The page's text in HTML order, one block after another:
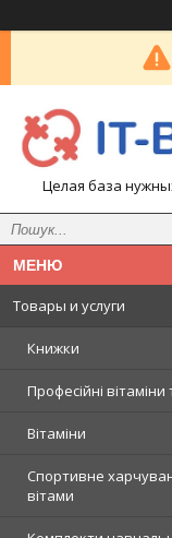
Целая база
Товары и услуги
Книжки
Професійні
Вітаміни
Спортивне
вітами